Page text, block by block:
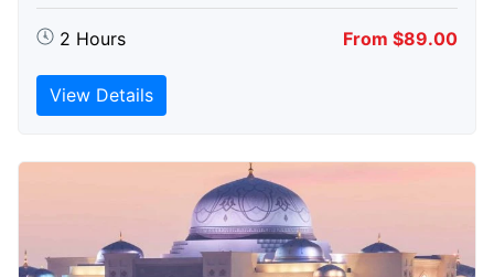
2 Hours From $89.00
View Details